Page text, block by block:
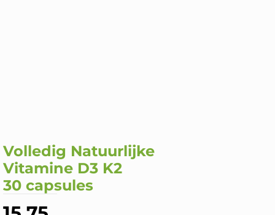
Volledig Natuurlijke
Vitamine D3 K2
30 capsules